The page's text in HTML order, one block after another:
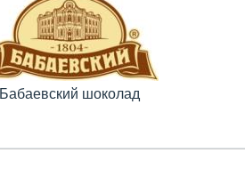
Бабаевский шоколад